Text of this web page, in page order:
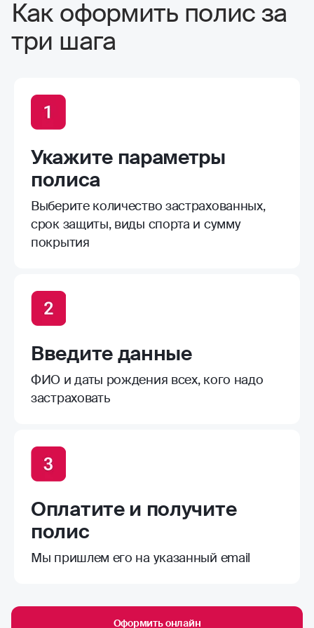
простой и быстрый, без проволочек, как
раз до следующих соревнований и
успели, конечно, от травм не убережет,
качественное
Как оформить полис за
три шага
Укажите параметры
полиса
Выберите количество застрахованных,
срок защиты, виды спорта и сумму
покрытия
Введите данные
ФИО и даты рождения всех, кого надо
застраховать
Оплатите и получите
полис
Мы пришлем его на указанный email
Оформить онлайн